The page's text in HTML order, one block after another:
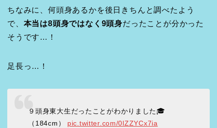
ちなみに、何頭身あるかを後日きちんと調べたよう
で、 本当は8頭身ではなく9頭身だったことが分かった
そうです…！
足長っ…！
９頭身東大生だったことがわかりました🎓
（184cm） pic.twitter.com/0lZZYCx7ia